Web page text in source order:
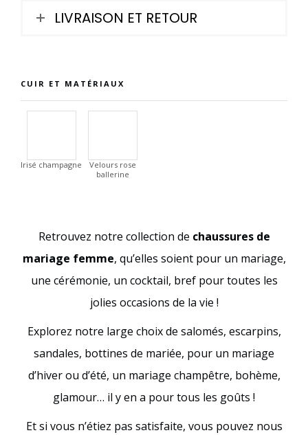
LIVRAISON ET RETOUR
CUIR ET MATÉRIAUX
Irisé champagne
Velours rose
ballerine
Retrouvez notre collection de chaussures de
mariage femme, qu’elles soient pour un mariage,
une cérémonie, un cocktail, bref pour toutes les
jolies occasions de la vie !
Explorez notre large choix de salomés, escarpins,
sandales, bottines de mariée, pour un mariage
d’hiver ou d’été, un mariage champêtre, bohème,
glamour… il y en a pour tous les goûts !
Et si vous n’étiez pas satisfaite, vous pouvez nous